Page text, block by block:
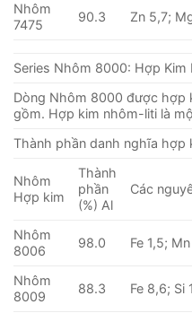
Nhôm
7475
90.3 Zn 5,7;
Series Nhôm 8000: Hợp
Dòng Nhôm 8000 được hợp
gồm. Hợp kim nhôm-liti là
Thành phần danh nghĩa hợp
Nhôm
Hợp kim
Thành
phần
(%) Al
Các
Nhôm
8006
98.0 Fe 1,5;
Nhôm
8009
88.3 Fe 8,6; Si